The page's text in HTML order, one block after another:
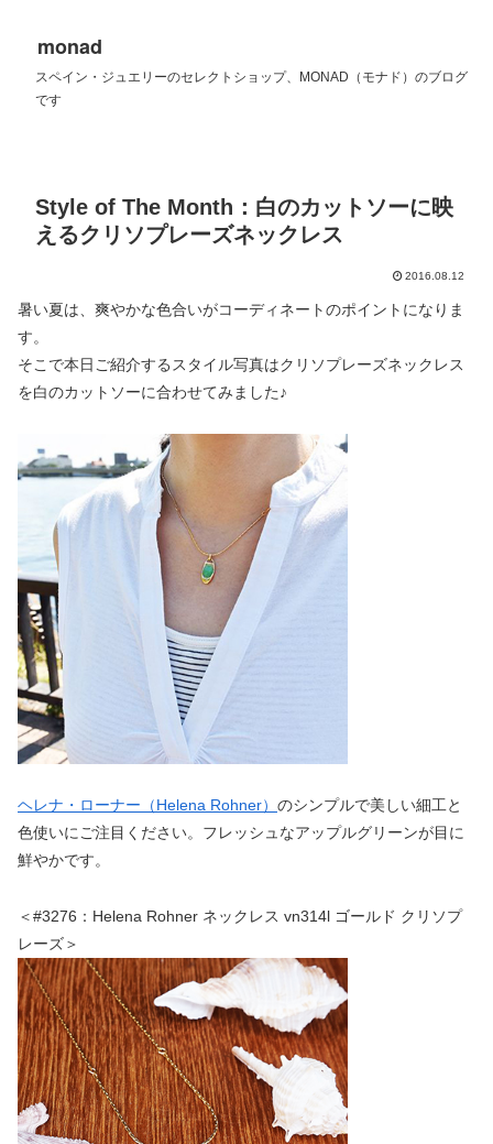
monad
スペイン・ジュエリーのセレクトショップ、MONAD（モナド）のブログ
です
Style of The Month：白のカットソーに映
えるクリソプレーズネックレス
2016.08.12
暑い夏は、爽やかな色合いがコーディネートのポイントになりま
す。
そこで本日ご紹介するスタイル写真はクリソプレーズネックレス
を白のカットソーに合わせてみました♪
ヘレナ・ローナー（Helena Rohner） のシンプルで美しい細工と
色使いにご注目ください。フレッシュなアップルグリーンが目に
鮮やかです。
＜#3276：Helena Rohner ネックレス vn314l ゴールド クリソプ
レーズ＞